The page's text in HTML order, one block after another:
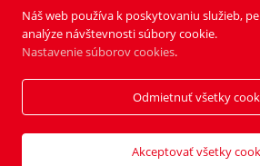
NOVÝ ČAS NEDEĽA © 2024 |
Všetky práva
Vyrobili:Pixmark
Náš web používa k poskytovaniu služieb,
analýze návštevnosti súbory cookie.
Nastavenie súborov cookies.
Odmietnuť všetky
Akceptovať všetky